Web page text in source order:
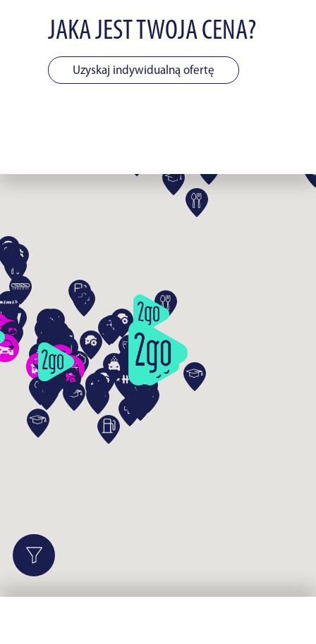
JAKA JEST TWOJA CENA?
Uzyskaj indywidualną ofertę